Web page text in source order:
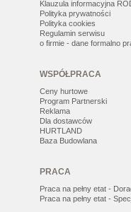
Klauzula informacyjna
Polityka prywatności
Polityka cookies
Regulamin serwisu
o firmie - dane formalno
WSPÓŁPRACA
Ceny hurtowe
Program Partnerski
Reklama
Dla dostawców
HURTLAND
Baza Budowlana
PRACA
Praca na pełny etat -
Praca na pełny etat -